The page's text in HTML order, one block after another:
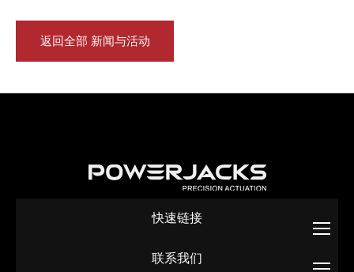
返回全部 新闻与活动
快速链接
联系我们